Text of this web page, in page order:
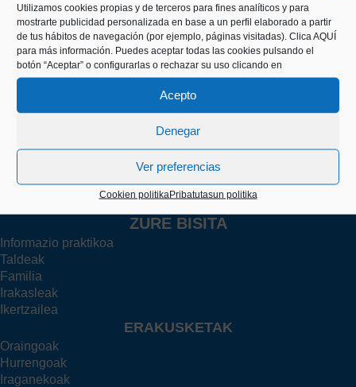
Utilizamos cookies propias y de terceros para fines analíticos y para
mostrarte publicidad personalizada en base a un perfil elaborado a partir
de tus hábitos de navegación (por ejemplo, páginas visitadas). Clica AQUÍ
para más información. Puedes aceptar todas las cookies pulsando el
botón “Aceptar” o configurarlas o rechazar su uso clicando en
Acepto
Denegar
Ver preferencias
Cookien politikaPribatutasun politika
Kaiko pasealekua, 24
20003 Donostia (Gipuzkoa)
+34 943 43 00 51
ZURE BISITA
Informazio praktikoa
Taldeak
Familia
Irakasleak
Ikertzailea
ERAKUSKETAK
Oraingoak
Hurrengoak
Iraganekoak